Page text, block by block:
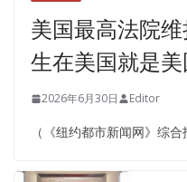
美国最高法院维
生在美国就是美
2026年6月30日 Editor
（《纽约都市新闻网》综